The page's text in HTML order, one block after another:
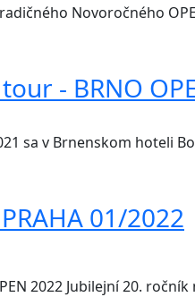
Novoročného
- BRNO
sa v Brnenskom hoteli
01/2022
2022 Jubilejní 20.